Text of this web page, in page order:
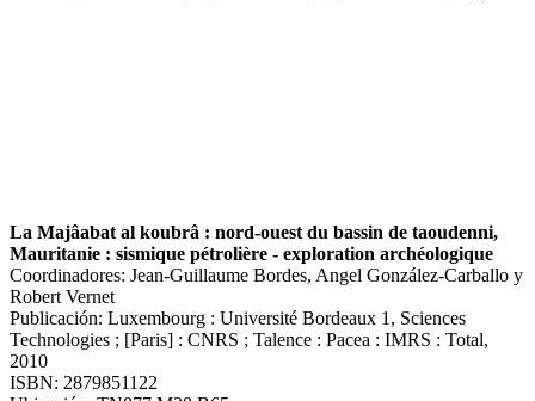
La Majâabat al koubrâ : nord-ouest du bassin de taoudenni,
Mauritanie : sismique pétrolière - exploration archéologique
Coordinadores: Jean-Guillaume Bordes, Angel González-Carballo y
Robert Vernet
Publicación: Luxembourg : Université Bordeaux 1, Sciences
Technologies ; [Paris] : CNRS ; Talence : Pacea : IMRS : Total,
2010
ISBN: 2879851122